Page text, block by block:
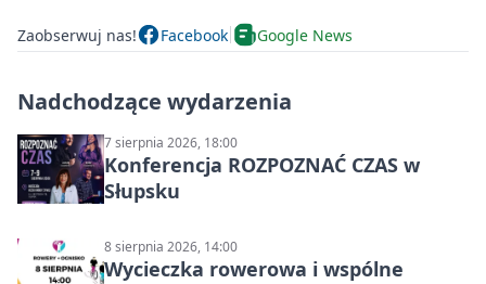
Zaobserwuj nas! Facebook Google News
Nadchodzące wydarzenia
7 sierpnia 2026, 18:00
Konferencja ROZPOZNAĆ CZAS w
Słupsku
8 sierpnia 2026, 14:00
Wycieczka rowerowa i wspólne